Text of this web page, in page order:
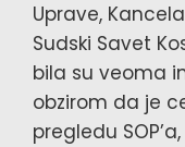
Uprave,
Sudski Savet
bila su veoma
obzirom da je
pregledu